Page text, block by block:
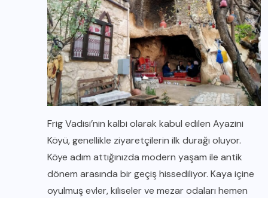
Frig Vadisi’nin kalbi olarak kabul edilen Ayazini
Köyü, genellikle ziyaretçilerin ilk durağı oluyor.
Köye adım attığınızda modern yaşam ile antik
dönem arasında bir geçiş hissediliyor. Kaya içine
oyulmuş evler, kiliseler ve mezar odaları hemen